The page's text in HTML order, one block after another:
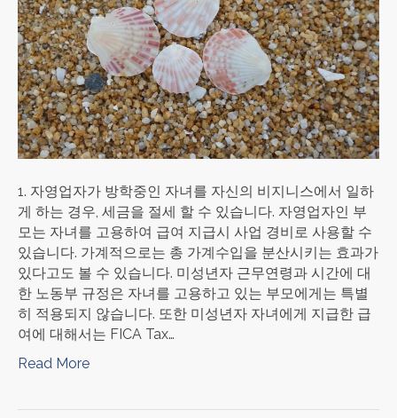
1. 자영업자가 방학중인 자녀를 자신의 비지니스에서 일하
게 하는 경우, 세금을 절세 할 수 있습니다. 자영업자인 부
모는 자녀를 고용하여 급여 지급시 사업 경비로 사용할 수
있습니다. 가계적으로는 총 가계수입을 분산시키는 효과가
있다고도 볼 수 있습니다. 미성년자 근무연령과 시간에 대
한 노동부 규정은 자녀를 고용하고 있는 부모에게는 특별
히 적용되지 않습니다. 또한 미성년자 자녀에게 지급한 급
여에 대해서는 FICA Tax…
Read More